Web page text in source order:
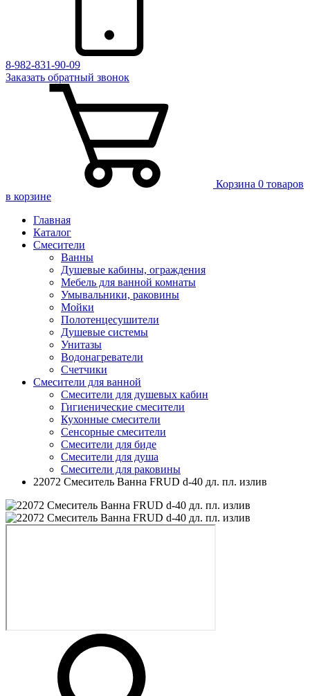
8-982-831-90-09
Заказать обратный звонок
Корзина 0 товаров
в корзине
Главная
Каталог
Смесители
Ванны
Душевые кабины, ограждения
Мебель для ванной комнаты
Умывальники, раковины
Мойки
Полотенцесушители
Душевые системы
Унитазы
Водонагреватели
Счетчики
Смесители для ванной
Смесители для душевых кабин
Гигиенические смесители
Кухонные смесители
Сенсорные смесители
Смесители для биде
Смесители для душа
Смесители для раковины
22072 Смеситель Ванна FRUD d-40 дл. пл. излив